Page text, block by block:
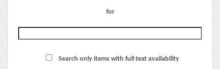
for
Search only items with full text availability